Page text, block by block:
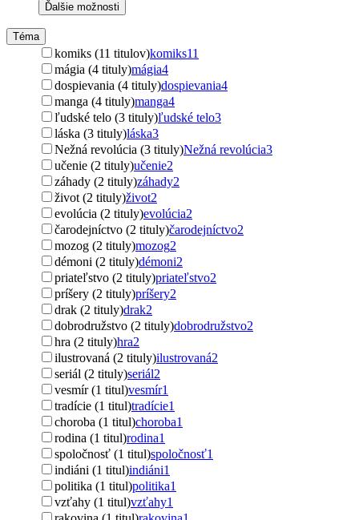
Ďalšie možnosti
Téma
komiks (11 titulov)komiks11
mágia (4 tituly)mágia4
dospievania (4 tituly)dospievania4
manga (4 tituly)manga4
ľudské telo (3 tituly)ľudské telo3
láska (3 tituly)láska3
Nežná revolúcia (3 tituly)Nežná revolúcia3
učenie (2 tituly)učenie2
záhady (2 tituly)záhady2
život (2 tituly)život2
evolúcia (2 tituly)evolúcia2
čarodejníctvo (2 tituly)čarodejníctvo2
mozog (2 tituly)mozog2
démoni (2 tituly)démoni2
priateľstvo (2 tituly)priateľstvo2
príšery (2 tituly)príšery2
drak (2 tituly)drak2
dobrodružstvo (2 tituly)dobrodružstvo2
hra (2 tituly)hra2
ilustrovaná (2 tituly)ilustrovaná2
seriál (2 tituly)seriál2
vesmír (1 titul)vesmír1
tradície (1 titul)tradície1
choroba (1 titul)choroba1
rodina (1 titul)rodina1
spoločnosť (1 titul)spoločnosť1
indiáni (1 titul)indiáni1
politika (1 titul)politika1
vzťahy (1 titul)vzťahy1